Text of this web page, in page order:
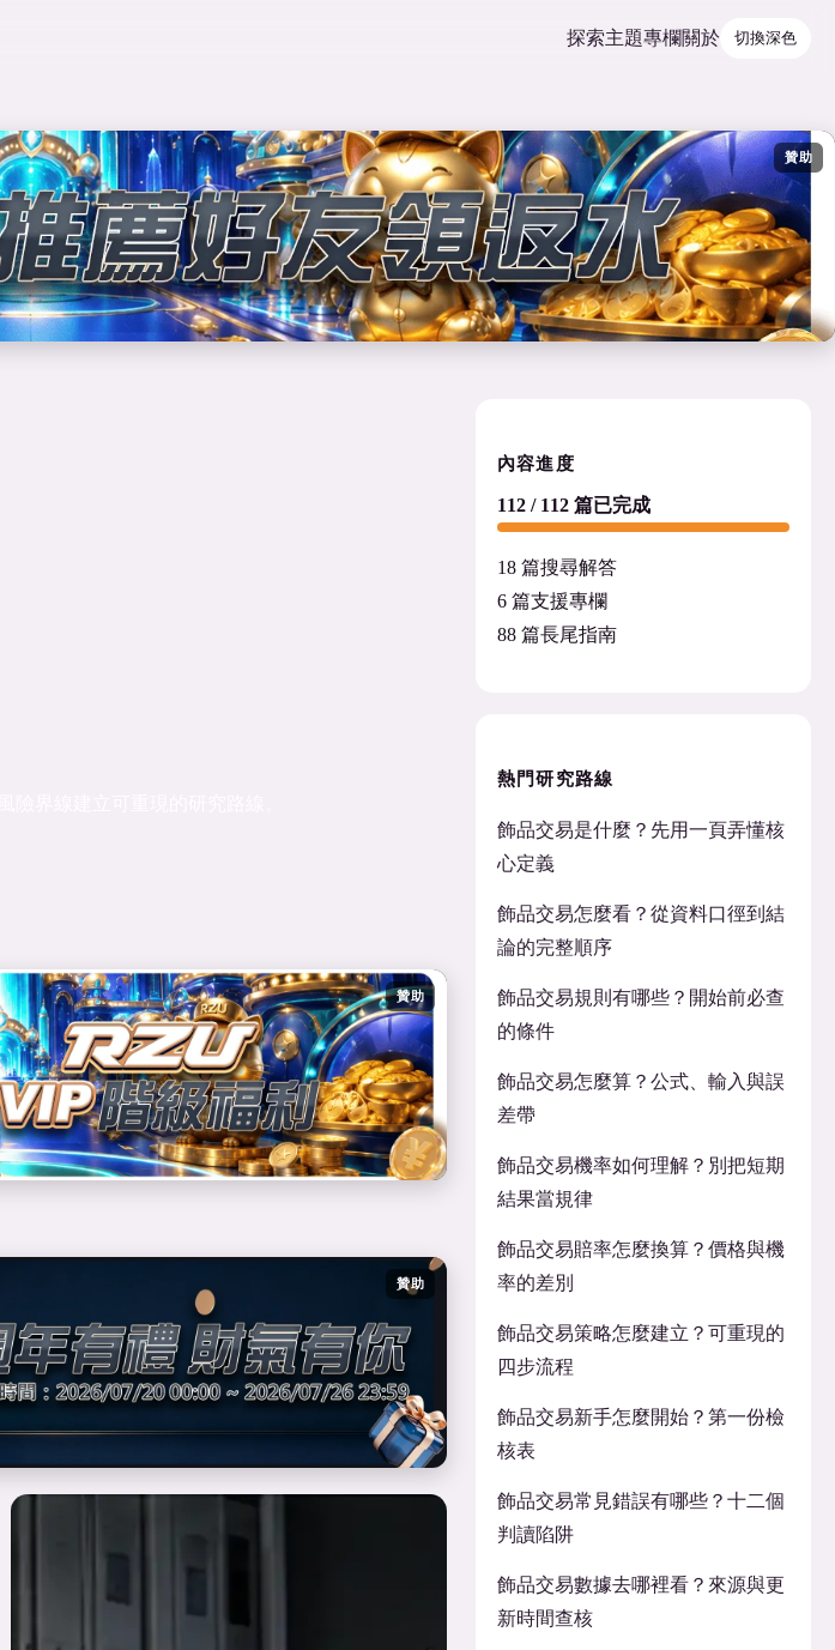
探索主題專欄關於 切換深色
贊助
贊助
贊助
內容進度
112 / 112 篇已完成
18 篇搜尋解答
6 篇支援專欄
88 篇長尾指南
熱門研究路線
飾品交易是什麼？先用一頁弄懂核
心定義
飾品交易怎麼看？從資料口徑到結
論的完整順序
飾品交易規則有哪些？開始前必查
的條件
飾品交易怎麼算？公式、輸入與誤
差帶
飾品交易機率如何理解？別把短期
結果當規律
飾品交易賠率怎麼換算？價格與機
率的差別
飾品交易策略怎麼建立？可重現的
四步流程
飾品交易新手怎麼開始？第一份檢
核表
飾品交易常見錯誤有哪些？十二個
判讀陷阱
飾品交易數據去哪裡看？來源與更
新時間查核